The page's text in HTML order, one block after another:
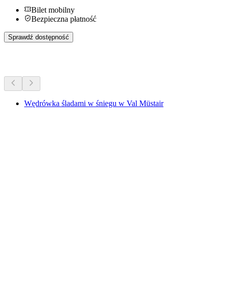
Bilet mobilny
Bezpieczna płatność
Sprawdź dostępność
Wędrówka śladami w śniegu w Val Müstair